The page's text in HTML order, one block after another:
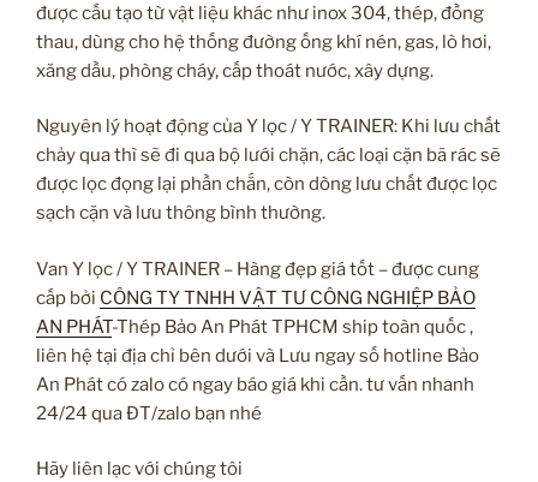
được cấu tạo từ vật liệu khác như inox 304, thép, đồng
thau, dùng cho hệ thống đường ống khí nén, gas, lò hơi,
xăng dầu, phòng cháy, cấp thoát nước, xây dựng.
Nguyên lý hoạt động của Y lọc / Y TRAINER: Khi lưu chất
chảy qua thì sẽ đi qua bộ lưới chặn, các loại cặn bã rác sẽ
được lọc đọng lại phần chắn, còn dòng lưu chất được lọc
sạch cặn và lưu thông bình thường.
Van Y lọc / Y TRAINER – Hàng đẹp giá tốt – được cung
cấp bởi CÔNG TY TNHH VẬT TƯ CÔNG NGHIỆP BẢO
AN PHÁT-Thép Bảo An Phát TPHCM ship toàn quốc ,
liên hệ tại địa chỉ bên dưới và Lưu ngay số hotline Bảo
An Phát có zalo có ngay báo giá khi cần. tư vấn nhanh
24/24 qua ĐT/zalo bạn nhé
Hãy liên lạc với chúng tôi